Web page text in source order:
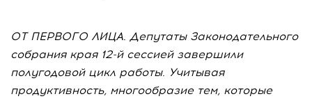
ОТ ПЕРВОГО ЛИЦА. Депутаты Законодательного
собрания края 12-й сессией завершили
полугодовой цикл работы. Учитывая
продуктивность, многообразие тем, которые